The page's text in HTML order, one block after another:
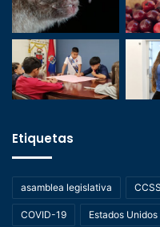
Etiquetas
asamblea legislativa CCSS
COVID-19 Estados Unidos